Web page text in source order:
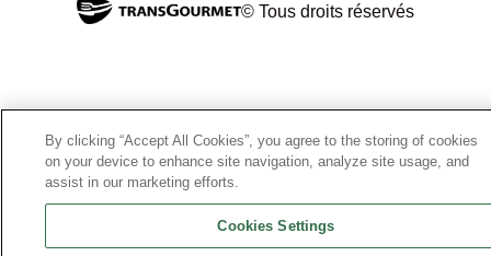
© Tous droits réservés
By clicking “Accept All Cookies”, you agree to the storing of cookies
on your device to enhance site navigation, analyze site usage, and
assist in our marketing efforts.
Cookies Settings